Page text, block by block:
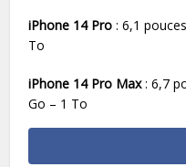
iPhone 14 Pro : 6,1
To
iPhone 14 Pro Max: 6,7
Go – 1 To